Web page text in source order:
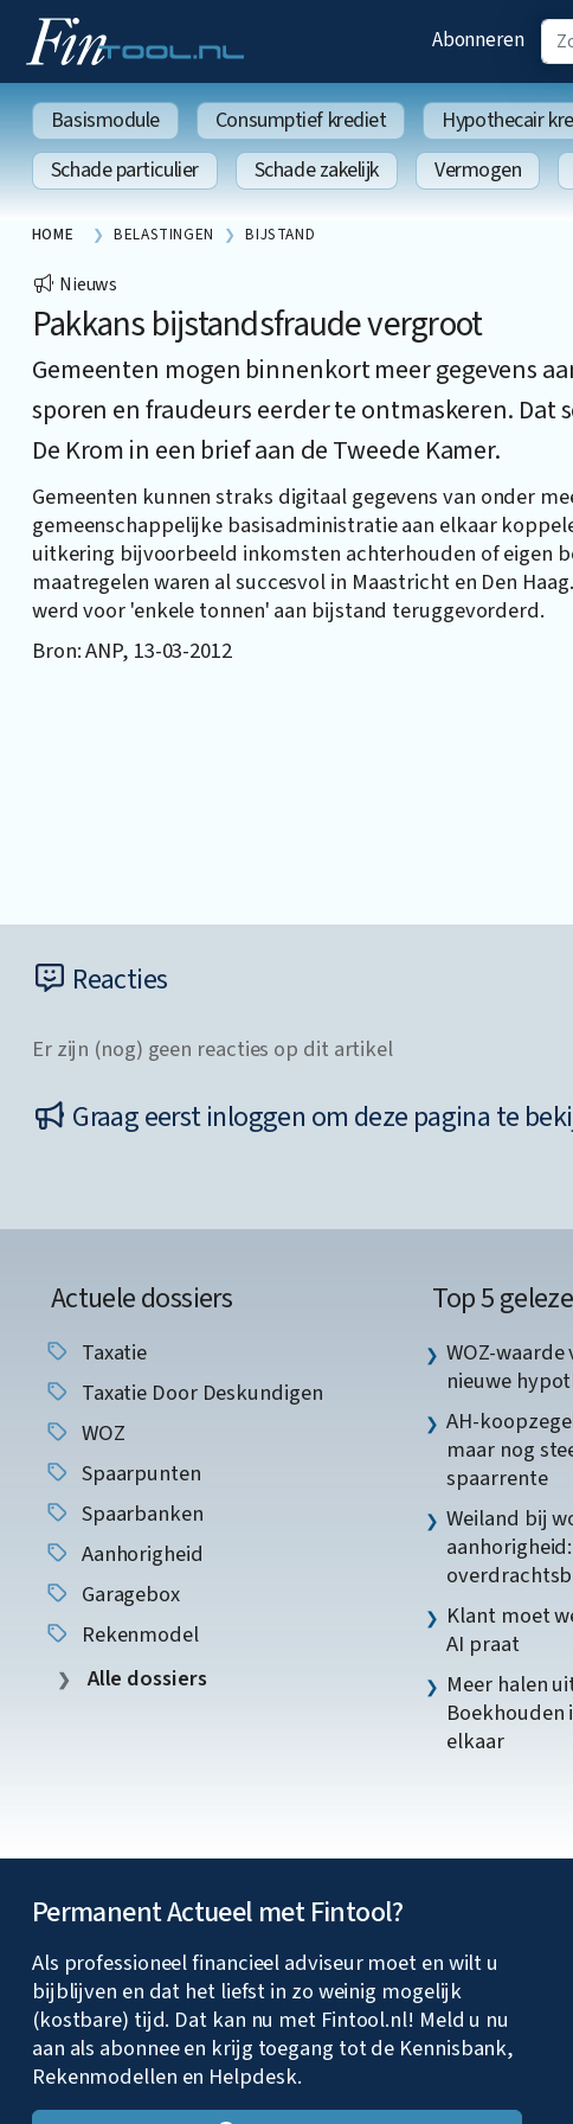
Abonneren
Basismodule Consumptief krediet Hypothecair
Schade particulier
Schade zakelijk Vermogen
HOME BELASTINGEN BIJSTAND
Nieuws
Pakkans bijstandsfraude vergroot
Gemeenten mogen binnenkort meer gegevens
sporen en fraudeurs eerder te ontmaskeren. Dat
De Krom in een brief aan de Tweede Kamer.
Gemeenten kunnen straks digitaal gegevens van onder
gemeenschappelijke basisadministratie aan elkaar
uitkering bijvoorbeeld inkomsten achterhouden of eigen
maatregelen waren al succesvol in Maastricht en Den
werd voor 'enkele tonnen' aan bijstand teruggevorderd.
Bron: ANP, 13-03-2012
Reacties
Er zijn (nog) geen reacties op dit artikel
Graag eerst inloggen om deze pagina te
Actuele dossiers
Taxatie
Taxatie Door Deskundigen
WOZ
Spaarpunten
Spaarbanken
Aanhorigheid
Garagebox
Rekenmodel
Alle dossiers
Top 5
WOZ-
nieuwe
AH-
maar nog
spaarrente
Weiland bij
Klant moet
AI praat
Meer halen
Boekhouden
elkaar
Permanent Actueel met Fintool?
Als professioneel financieel adviseur moet en wilt u
bijblijven en dat het liefst in zo weinig mogelijk
(kostbare) tijd. Dat kan nu met Fintool.nl! Meld u nu
aan als abonnee en krijg toegang tot de Kennisbank,
Rekenmodellen en Helpdesk.